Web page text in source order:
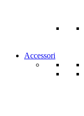
Accessori